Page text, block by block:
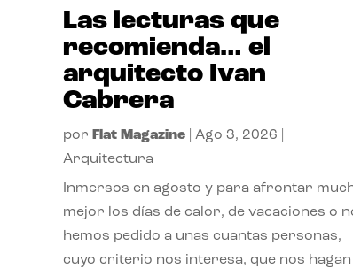
Las lecturas que
recomienda… el
arquitecto Ivan
Cabrera
por Flat Magazine| Ago 3, 2026
Arquitectura
Inmersos en agosto y para afrontar
mejor los días de calor, de vacaciones o
hemos pedido a unas cuantas personas,
cuyo criterio nos interesa, que nos hagan